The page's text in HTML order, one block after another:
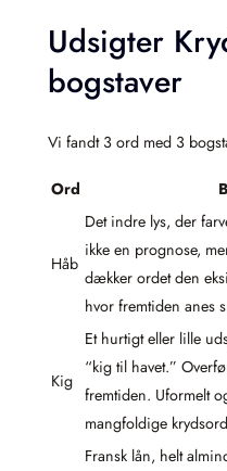
Udsigter
bogstaver
Vi fandt 3 ord med 3
Ord
Håb
Det indre lys, der
ikke en prognose,
dækker ordet den
hvor fremtiden anes
Kig
Et hurtigt eller lille
“kig til havet.”
fremtiden. Uformelt
mangfoldige
Fransk lån, helt